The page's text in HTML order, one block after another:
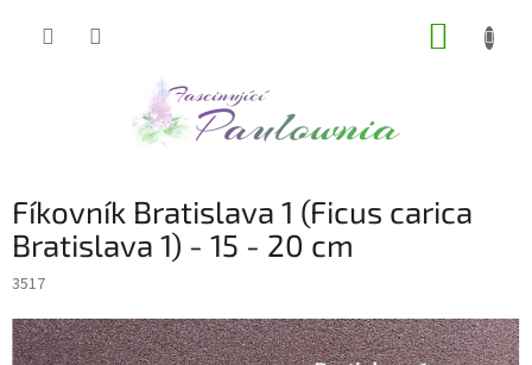
Fíkovník Bratislava 1 (Ficus carica
Bratislava 1) - 15 - 20 cm
3517